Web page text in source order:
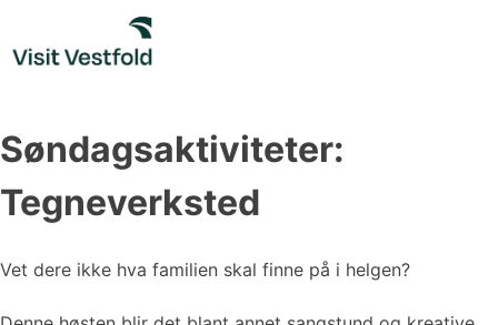
content
Søndagsaktiviteter:
Tegneverksted
Vet dere ikke hva familien skal finne på i helgen?